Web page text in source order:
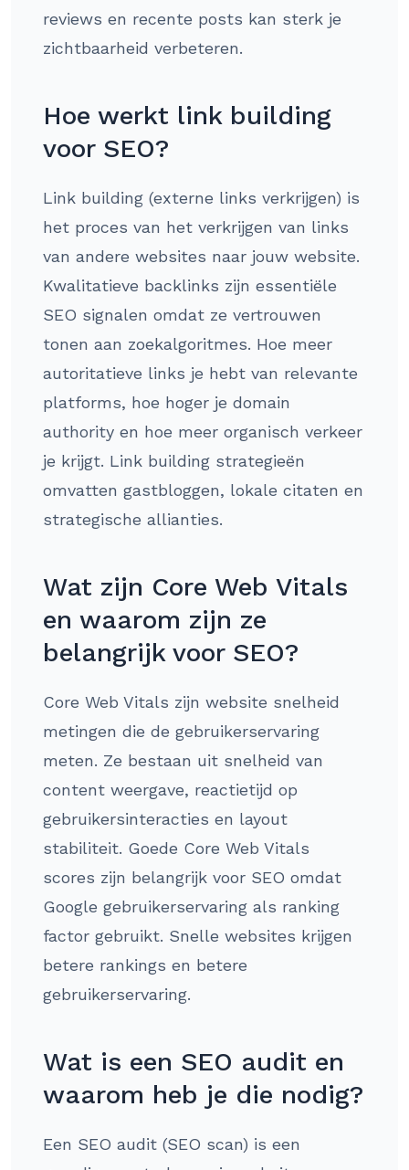
reviews en recente posts kan sterk je
zichtbaarheid verbeteren.
Hoe werkt link building
voor SEO?
Link building (externe links verkrijgen) is
het proces van het verkrijgen van links
van andere websites naar jouw website.
Kwalitatieve backlinks zijn essentiële
SEO signalen omdat ze vertrouwen
tonen aan zoekalgoritmes. Hoe meer
autoritatieve links je hebt van relevante
platforms, hoe hoger je domain
authority en hoe meer organisch verkeer
je krijgt. Link building strategieën
omvatten gastbloggen, lokale citaten en
strategische allianties.
Wat zijn Core Web Vitals
en waarom zijn ze
belangrijk voor SEO?
Core Web Vitals zijn website snelheid
metingen die de gebruikerservaring
meten. Ze bestaan uit snelheid van
content weergave, reactietijd op
gebruikersinteracties en layout
stabiliteit. Goede Core Web Vitals
scores zijn belangrijk voor SEO omdat
Google gebruikerservaring als ranking
factor gebruikt. Snelle websites krijgen
betere rankings en betere
gebruikerservaring.
Wat is een SEO audit en
waarom heb je die nodig?
Een SEO audit (SEO scan) is een